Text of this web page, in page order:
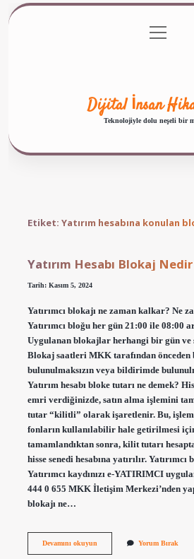
Gizlilik Politikası
menüyü
aç
Dijital İnsan
Teknolojiyle dolu neşeli bir
Etiket: Yatırım hesabına konulan
Yatırım Hesabı Blokaj Nedir
Tarih: Kasım 5, 2024
Yatırımcı blokajı ne zaman kalkar? Ne
Yatırımcı bloğu her gün 21:00 ile 08:00
Uygulanan blokajlar herhangi bir gün ve
Blokaj saatleri MKK tarafından
bulunulmaksızın veya bildirimde
Yatırım hesabı bloke tutarı ne demek?
emri verdiğinizde, satın alma işlemini
tutar “kilitli” olarak işaretlenir. Bu, işlem
fonların kullanılabilir hale getirilmesi
tamamlandıktan sonra, kilit tutarı
hisse senedi hesabına yatırılır. Yatırımcı
Yatırımcı kaydınızı e-YATIRIMCI
444 0 655 MKK İletişim Merkezi’nden
blokajı ne…
Devamını okuyunYatırım
Yorum Bırak